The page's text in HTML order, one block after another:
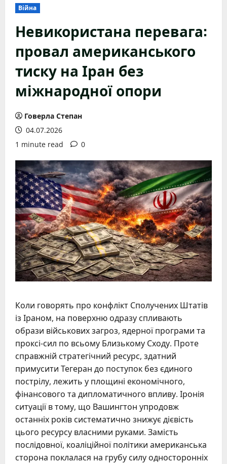
Війна
Невикористана перевага:
провал американського
тиску на Іран без
міжнародної опори
Говерла Степан
04.07.2026
1 minute read
0
Коли говорять про конфлікт Сполучених Штатів
із Іраном, на поверхню одразу спливають
образи військових загроз, ядерної програми та
проксі-сил по всьому Близькому Сходу. Проте
справжній стратегічний ресурс, здатний
примусити Тегеран до поступок без єдиного
пострілу, лежить у площині економічного,
фінансового та дипломатичного впливу. Іронія
ситуації в тому, що Вашингтон упродовж
останніх років систематично знижує дієвість
цього ресурсу власними руками. Замість
послідовної, коаліційної політики американська
сторона поклалася на грубу силу односторонніх